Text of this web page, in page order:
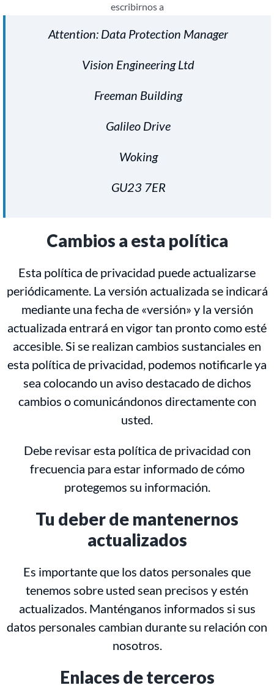
escribirnos a
Attention: Data Protection Manager
Vision Engineering Ltd
Freeman Building
Galileo Drive
Woking
GU23 7ER
Cambios a esta política
Esta política de privacidad puede actualizarse
periódicamente. La versión actualizada se indicará
mediante una fecha de «versión» y la versión
actualizada entrará en vigor tan pronto como esté
accesible. Si se realizan cambios sustanciales en
esta política de privacidad, podemos notificarle ya
sea colocando un aviso destacado de dichos
cambios o comunicándonos directamente con
usted.
Debe revisar esta política de privacidad con
frecuencia para estar informado de cómo
protegemos su información.
Tu deber de mantenernos
actualizados
Es importante que los datos personales que
tenemos sobre usted sean precisos y estén
actualizados. Manténganos informados si sus
datos personales cambian durante su relación con
nosotros.
Enlaces de terceros